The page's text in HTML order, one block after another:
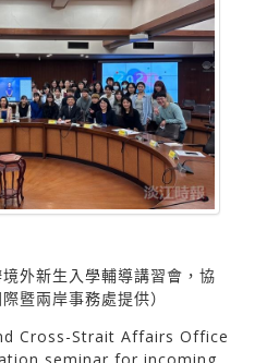
外新生入學輔導講習會，協
暨兩岸事務處提供）
Cross-Strait Affairs Office